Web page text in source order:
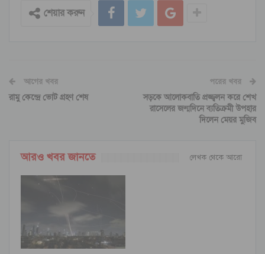
শেয়ার করুন
আগের খবর
রামু কেন্দ্রে ভোট গ্রহণ শেষ
পরের খবর
সড়কে আলোকবাতি প্রজ্জ্বলন করে শেখ
রাসেলের জন্মদিনে ব্যতিক্রমী উপহার
দিলেন মেয়র মুজিব
আরও খবর জানতে লেখক থেকে আরো